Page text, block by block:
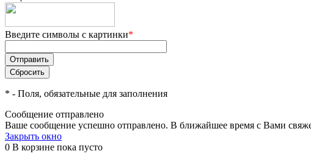
Введите символы с картинки*
* - Поля, обязательные для заполнения
Сообщение отправлено
Ваше сообщение успешно отправлено. В ближайшее время с Вами
Закрыть окно
0 В корзине пока пусто